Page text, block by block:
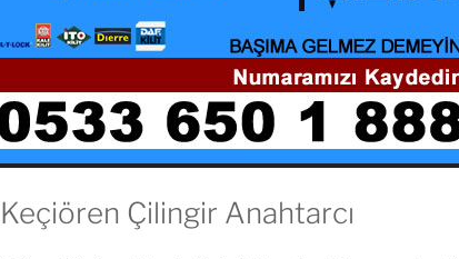
Çilingir Anahtarcı